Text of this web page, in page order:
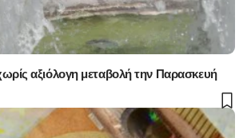
αξιόλογη μεταβολή την Παρασκευή